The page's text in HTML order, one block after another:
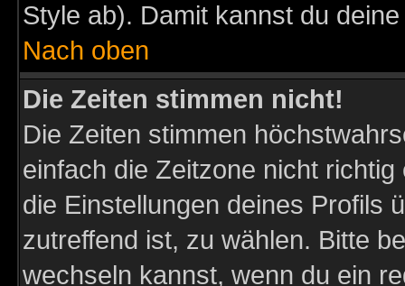
Style ab). Damit kannst du
Nach oben
Die Zeiten stimmen nicht!
Die Zeiten stimmen
einfach die Zeitzone nicht
die Einstellungen deines Profils
zutreffend ist, zu wählen. Bitte
wechseln kannst, wenn du ein